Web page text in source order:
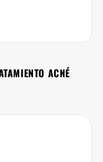
En
ACNÉ